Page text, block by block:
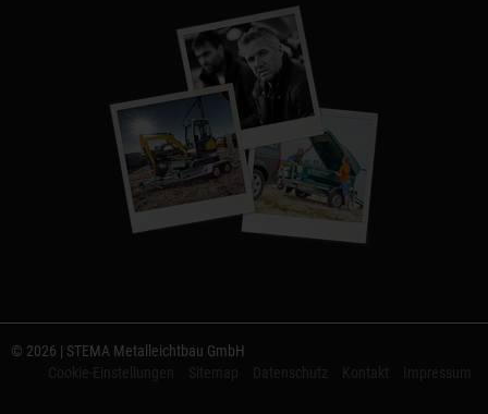
© 2026 | STEMA Metalleichtbau GmbH